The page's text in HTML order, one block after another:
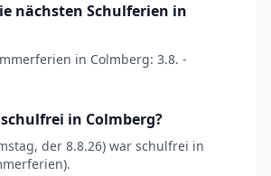
nächsten Schulferien in
in Colmberg: 3.8. -
in Colmberg?
der 8.8.26) war schulfrei in